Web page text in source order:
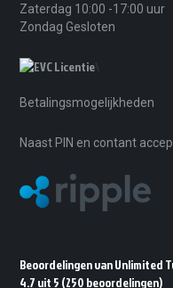
Zaterdag 10:00 -17:00 uur
Zondag Gesloten
Betalingsmogelijkheden
Naast PIN en contant
Beoordelingen van Unlimited
4.7 uit 5 (250 beoordelingen)